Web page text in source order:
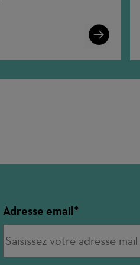
Learn
More
Adresse email